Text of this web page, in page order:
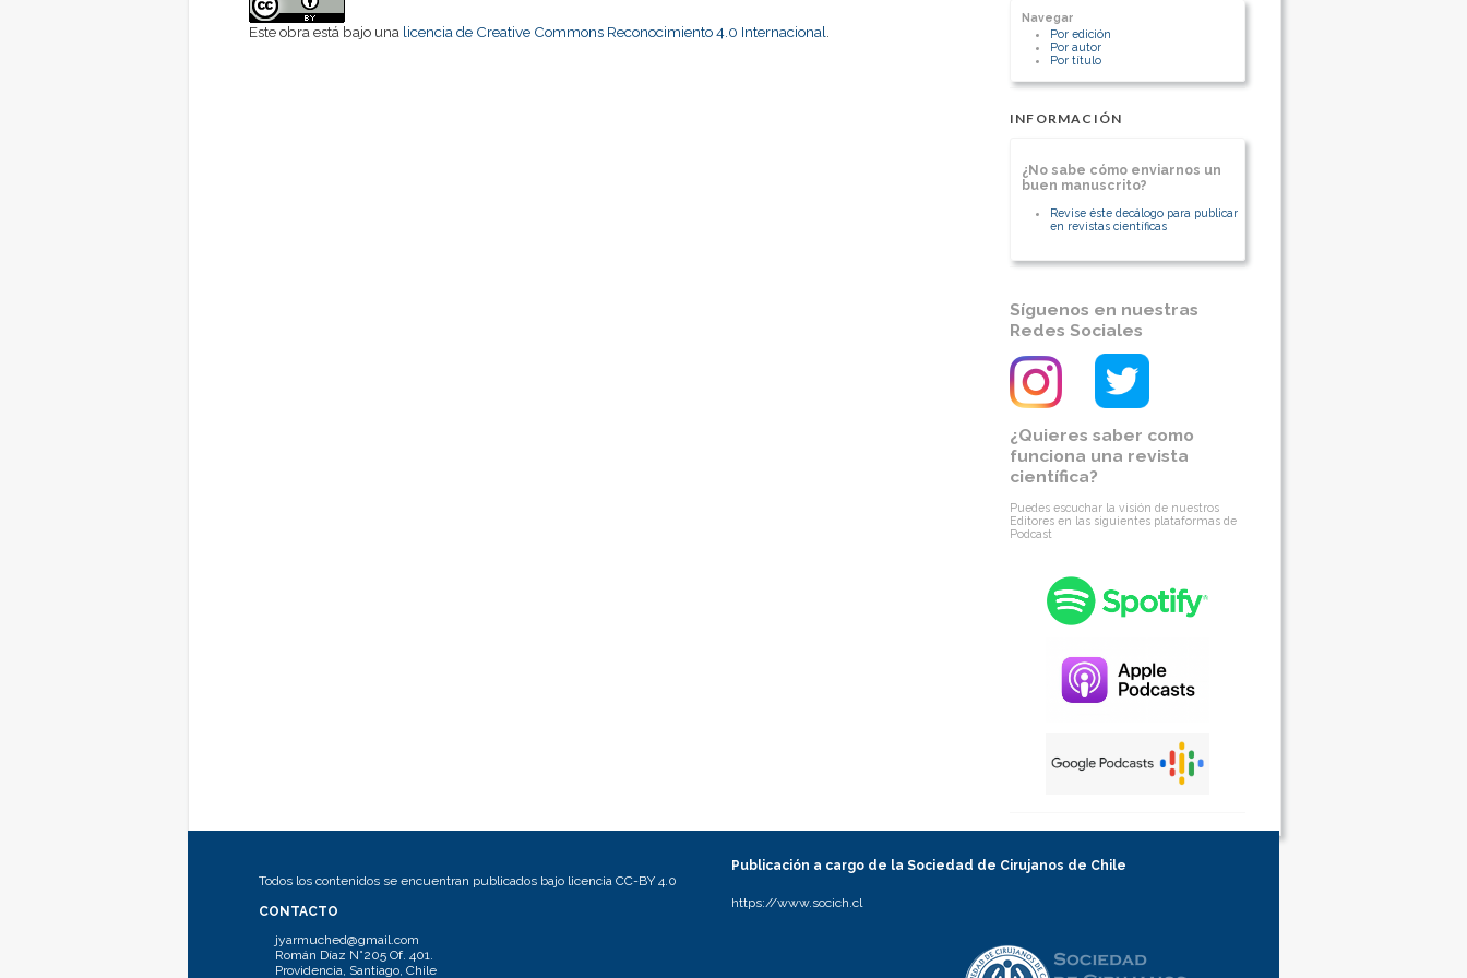
Navegar
Por edición
Por autor
Por título
INFORMACIÓN
¿No sabe cómo enviarnos un
buen manuscrito?
Revise éste decálogo para publicar
en revistas científicas
Síguenos en nuestras
Redes Sociales
¿Quieres saber como
funciona una revista
científica?
Puedes escuchar la visión de nuestros
Editores en las siguientes plataformas de
Podcast
Este obra está bajo una licencia de Creative Commons Reconocimiento 4.0 Internacional
Todos los contenidos se encuentran publicados bajo licencia CC-BY 4.0
CONTACTO
jyarmuched@gmail.com
Román Díaz N°205 Of. 401.
Providencia, Santiago, Chile
Publicación a cargo de la Sociedad de Cirujanos de Chile
https://www.socich.cl